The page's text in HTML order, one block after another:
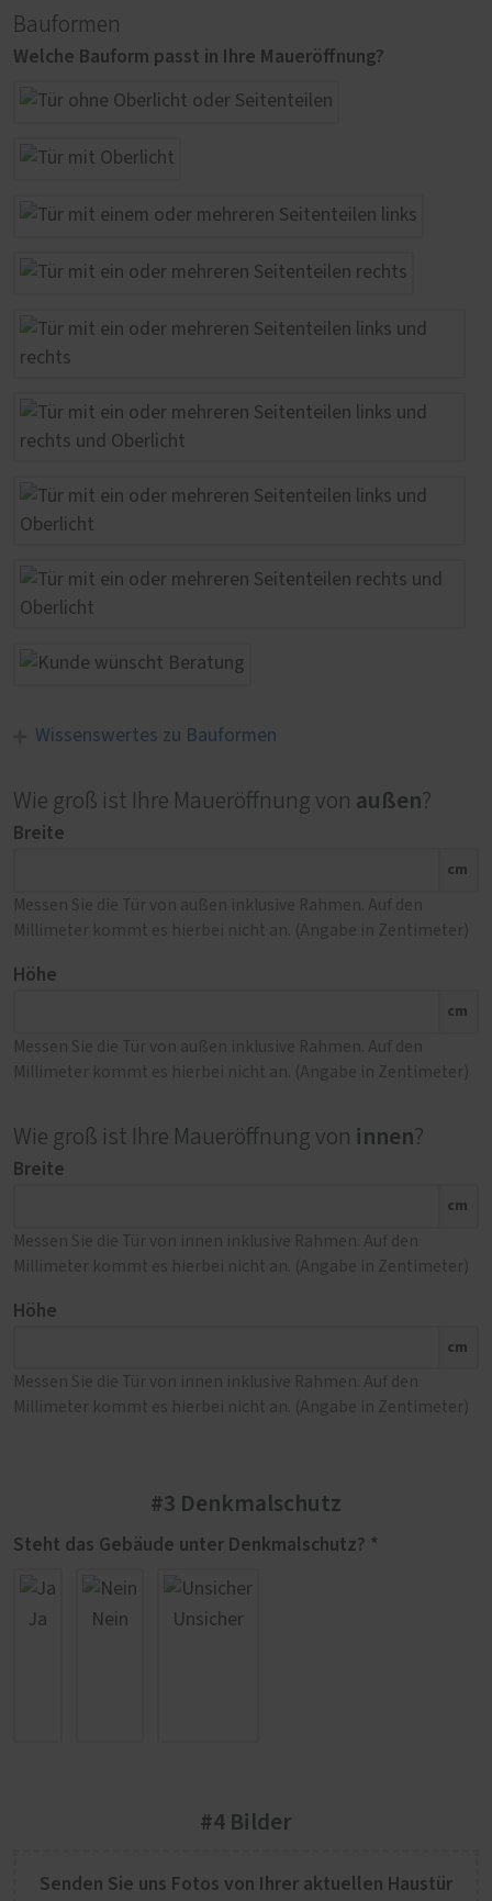
Bauformen
Welche Bauform passt in Ihre Maueröffnung?
Wissenswertes zu Bauformen
Wie groß ist Ihre Maueröffnung von außen?
Breite
cm
Messen Sie die Tür von außen inklusive Rahmen. Auf den
Millimeter kommt es hierbei nicht an. (Angabe in Zentimeter)
Höhe
cm
Messen Sie die Tür von außen inklusive Rahmen. Auf den
Millimeter kommt es hierbei nicht an. (Angabe in Zentimeter)
Wie groß ist Ihre Maueröffnung von innen?
Breite
cm
Messen Sie die Tür von innen inklusive Rahmen. Auf den
Millimeter kommt es hierbei nicht an. (Angabe in Zentimeter)
Höhe
cm
Messen Sie die Tür von innen inklusive Rahmen. Auf den
Millimeter kommt es hierbei nicht an. (Angabe in Zentimeter)
#3 Denkmalschutz
Steht das Gebäude unter Denkmalschutz? *
Ja Nein Unsicher
#4 Bilder
Senden Sie uns Fotos von Ihrer aktuellen Haustür